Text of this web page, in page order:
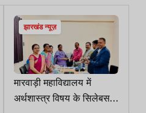
झारखंड न्यूज़
मारवाड़ी महाविद्यालय में
अर्थशास्त्र विषय के सिलेबस